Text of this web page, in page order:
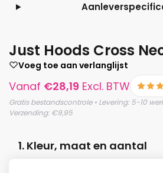
Just Hoods Cross
Voeg toe aan verlanglijst
Vanaf €28,19 Excl. BTW
Gratis bestandscontrole • Levering: 5-10
Verzending: €9,95
1. Kleur, maat en aantal